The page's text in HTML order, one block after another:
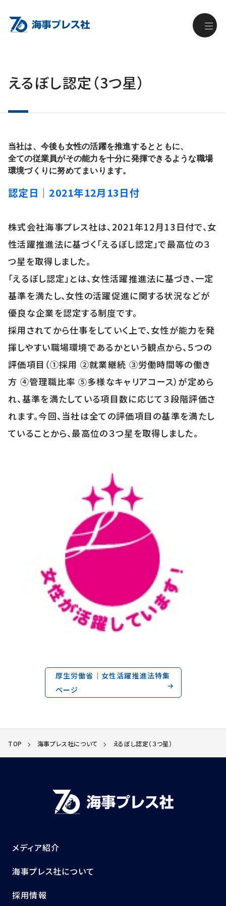
えるぼし認定（3つ星）
当社は、今後も女性の活躍を推進するとともに、
全ての従業員がその能力を十分に発揮できるような職場
環境づくりに努めてまいります。
認定日｜2021年12月13日付
株式会社海事プレス社は、2021年12月13日付で、女
性活躍推進法に基づく「えるぼし認定」で最高位の３
つ星を取得しました。
「えるぼし認定」とは、女性活躍推進法に基づき、一定
基準を満たし、女性の活躍促進に関する状況などが
優良な企業を認定する制度です。
採用されてから仕事をしていく上で、女性が能力を発
揮しやすい職場環境であるかという観点から、５つの
評価項目（①採用 ②就業継続 ③労働時間等の働き
方 ④管理職比率 ⑤多様なキャリアコース）が定めら
れ、基準を満たしている項目数に応じて３段階評価さ
れます。今回、当社は全ての評価項目の基準を満たし
ていることから、最高位の３つ星を取得しました。
厚生労働省｜女性活躍推進法特集
ページ
TOP 海事プレス社について えるぼし認定（３つ星）
メディア紹介
海事プレス社について
採用情報